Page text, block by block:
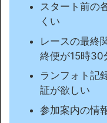
スタート前の
くい
レースの最終
終便が15時30
ランフォト記
証が欲しい
参加案内の情